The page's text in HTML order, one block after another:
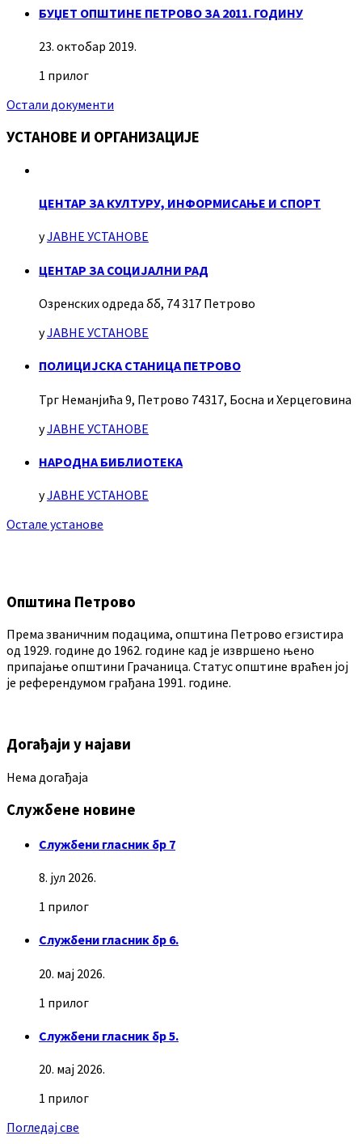
БУЏЕТ ОПШТИНЕ ПЕТРОВО ЗА 2011. ГОДИНУ
23. октобар 2019.
1 прилог
Остали документи
УСТАНОВЕ И ОРГАНИЗАЦИЈЕ
ЦЕНТАР ЗА КУЛТУРУ, ИНФОРМИСАЊЕ И СПОРТ
уЈАВНЕ УСТАНОВЕ
ЦЕНТАР ЗА СОЦИЈАЛНИ РАД
Озренских одреда бб, 74 317 Петрово
уЈАВНЕ УСТАНОВЕ
ПОЛИЦИЈСКА СТАНИЦА ПЕТРОВО
Трг Неманјића 9, Петрово 74317, Босна и Херцеговина
уЈАВНЕ УСТАНОВЕ
НАРОДНА БИБЛИОТЕКА
уЈАВНЕ УСТАНОВЕ
Остале установе
Општина Петрово
Према званичним подацима, општина Петрово егзистира
од 1929. године до 1962. године кад је извршено њено
припајање општини Грачаница. Статус општине враћен јој
је референдумом грађана 1991. године.
Догађаји у најави
Нема догађаја
Службене новине
Службени гласник бр 7
8. јул 2026.
1 прилог
Службени гласник бр 6.
20. мај 2026.
1 прилог
Службени гласник бр 5.
20. мај 2026.
1 прилог
Погледај све